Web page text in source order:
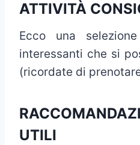
ATTIVITÀ
Ecco una
interessanti che si
(ricordate di
UTILI